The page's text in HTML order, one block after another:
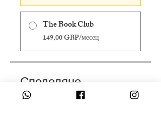
The Book Club
149,00 GBP/месец
Споделяне